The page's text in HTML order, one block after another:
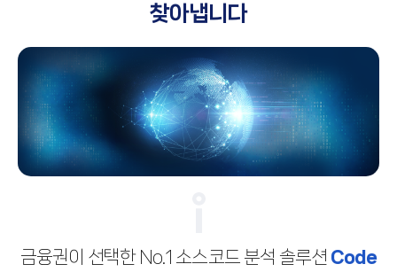
찾아냅니다
금융권이 선택한 No.1 소스코드 분석 솔루션 Code